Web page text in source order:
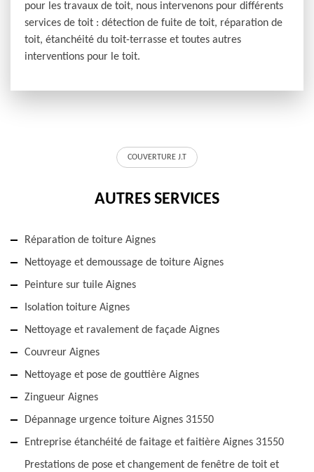
pour les travaux de toit, nous intervenons pour différents
services de toit : détection de fuite de toit, réparation de
toit, étanchéité du toit-terrasse et toutes autres
interventions pour le toit.
COUVERTURE J.T
AUTRES SERVICES
Réparation de toiture Aignes
Nettoyage et demoussage de toiture Aignes
Peinture sur tuile Aignes
Isolation toiture Aignes
Nettoyage et ravalement de façade Aignes
Couvreur Aignes
Nettoyage et pose de gouttière Aignes
Zingueur Aignes
Dépannage urgence toiture Aignes 31550
Entreprise étanchéité de faitage et faitière Aignes 31550
Prestations de pose et changement de fenêtre de toit et